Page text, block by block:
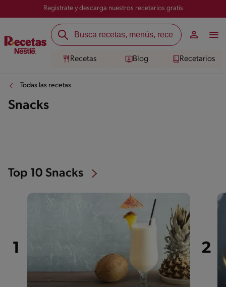
Registrate y descarga nuestros recetarios gratis
Recetas Blog Recetarios
Todas las recetas
Snacks
Top 10 Snacks